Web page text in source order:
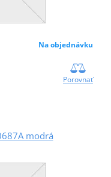
Na objednávku
Porovnať
modrá